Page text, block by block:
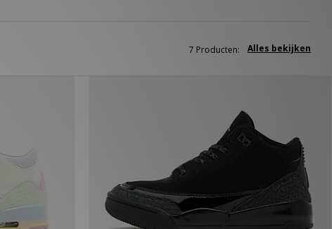
Alles bekijken
7 Producten: